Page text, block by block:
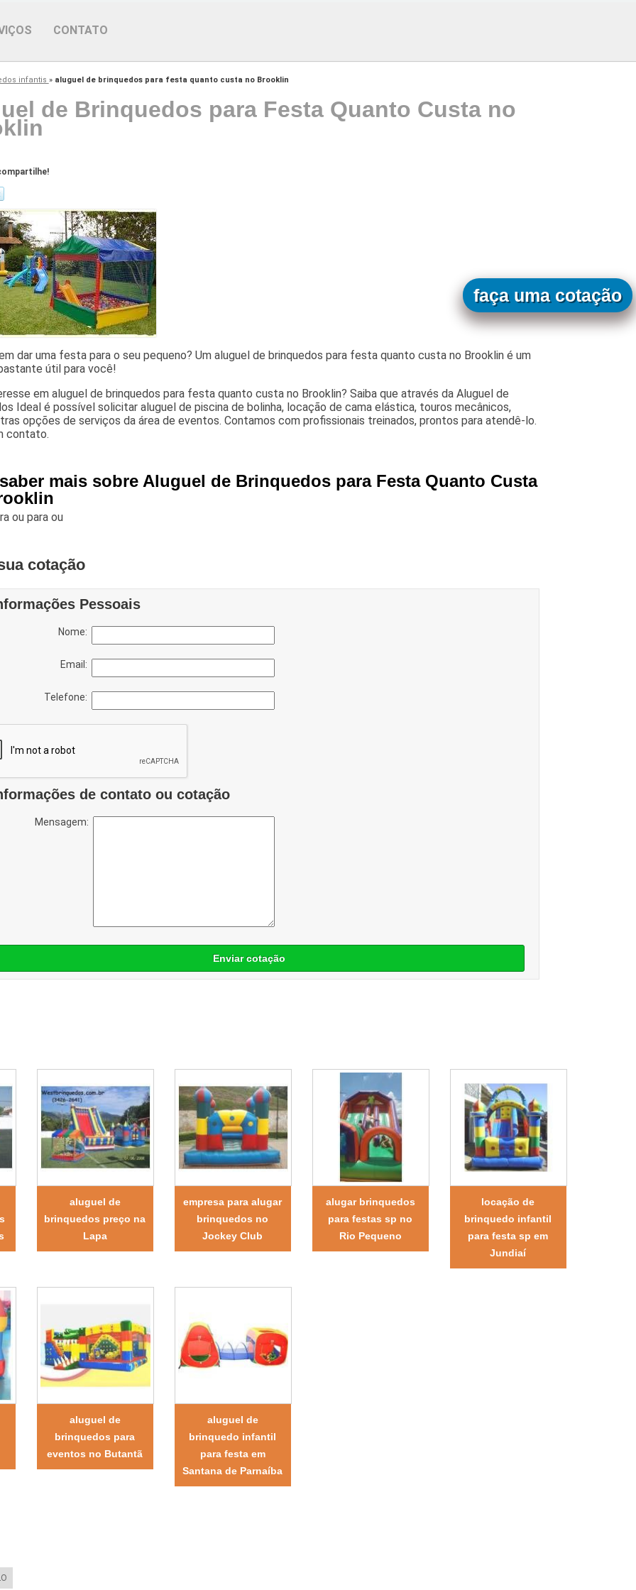
CONTATO
infantis » aluguel de brinquedos para festa quanto custa no Brooklin
de Brinquedos para Festa Quanto Custa no
dar uma festa para o seu pequeno? Um aluguel de brinquedos para festa quanto custa no Brooklin é um
útil para você!
em aluguel de brinquedos para festa quanto custa no Brooklin? Saiba que através da Aluguel de
Ideal é possível solicitar aluguel de piscina de bolinha, locação de cama elástica, touros mecânicos,
opções de serviços da área de eventos. Contamos com profissionais treinados, prontos para atendê-lo.
contato.
mais sobre Aluguel de Brinquedos para Festa Quanto Custa
ou paraou
faça uma cotação
cotação
Pessoais
Nome:
Email:
Telefone:
de contato ou cotação
Mensagem:
Enviar cotação
aluguel de
brinquedos preço na
Lapa
empresa para alugar
brinquedos no
Jockey Club
alugar brinquedos
para festas sp no
Rio Pequeno
locação de
brinquedo infantil
para festa sp em
Jundiaí
aluguel de
brinquedos para
eventos no Butantã
aluguel de
brinquedo infantil
para festa em
Santana de Parnaíba